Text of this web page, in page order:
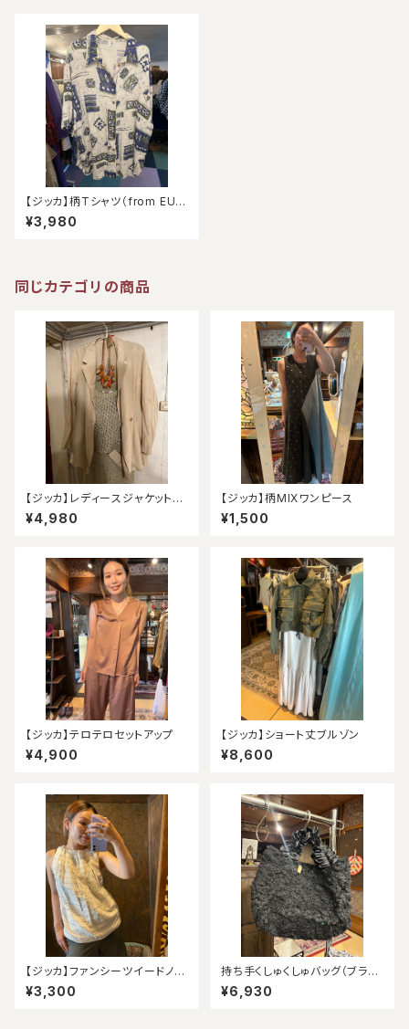
【ジッカ】柄Tシャツ（from EUR
OPE）
¥3,980
同じカテゴリの商品
【ジッカ】レディースジャケット
（アウトレット）
¥4,980
【ジッカ】柄MIXワンピース
¥1,500
【ジッカ】テロテロセットアップ
¥4,900
【ジッカ】ショート丈ブルゾン
¥8,600
【ジッカ】ファンシーツイードノー
スリーブ（アウトレット）
¥3,300
持ち手くしゅくしゅバッグ（ブラッ
ク）
¥6,930